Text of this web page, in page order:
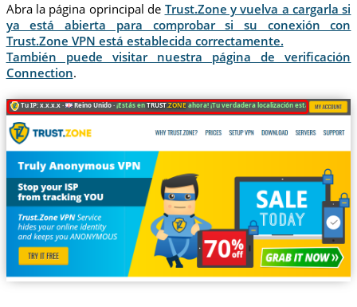
Abra la página oprincipal de Trust.Zone y vuelva a cargarla si
ya está abierta para comprobar si su conexión con
Trust.Zone VPN está establecida correctamente.
También puede visitar nuestra página de verificación
Connection.
Tu IP: x.x.x.x · Reino Unido ·¡Estás enTRUST.ZONEahora! ¡Tu verdadera localización está oculta!